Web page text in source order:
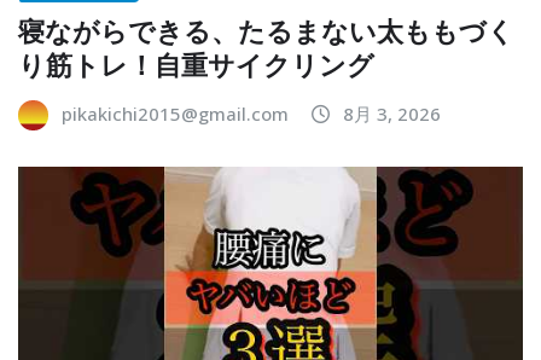
寝ながらできる、たるまない太ももづく
り筋トレ！自重サイクリング
pikakichi2015@gmail.com 8月 3, 2026